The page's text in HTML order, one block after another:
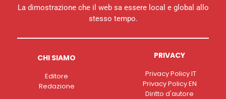
La dimostrazione che il web sa essere local e global allo
stesso tempo.
CHI SIAMO
Editore
Redazione
PRIVACY
Privacy Policy IT
Privacy Policy EN
Diritto d'autore